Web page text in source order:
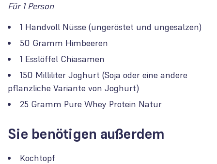
Für 1 Person
1 Handvoll Nüsse (ungeröstet und ungesalzen)
50 Gramm Himbeeren
1 Esslöffel Chiasamen
150 Milliliter Joghurt (Soja oder eine andere
pflanzliche Variante von Joghurt)
25 Gramm Pure Whey Protein Natur
Sie benötigen außerdem
Kochtopf